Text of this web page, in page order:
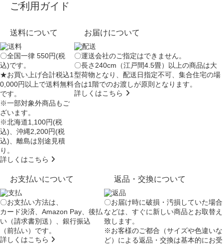
ご利用ガイド
送料について
〇全国一律 550円(税
込)です。
★お買い上げ合計税込1
0,000円以上で送料無料
です。
※一部対象外商品もご
ざいます。
※北海道1,100円(税
込)、沖縄2,200円(税
込)、離島は別途見積
り。
詳しくはこちら
お届けについて
〇運送会社のご指定はできません。
〇長さ240cm（江戸間4.5畳）以上の商品は大
型荷物となり、配送日指定不可、集合住宅の場
合は1階でのお渡しが原則となります。
詳しくはこちら
お支払いについて
〇お支払い方法は、
カード決済、Amazon Pay、後払
い（請求書別送）、銀行振込
（前払い）です。
詳しくはこちら
返品・交換について
〇お届け時に破損・汚損していた場合
などは、すぐに新しい商品とお取替え
致します。
※お客様のご都合（サイズや色違いな
ど）による返品・交換は基本的にお受